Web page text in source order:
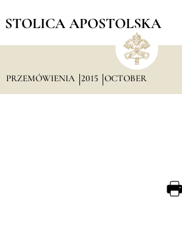
STOLICA APOSTOLSKA
PRZEMÓWIENIA 2015 OCTOBER